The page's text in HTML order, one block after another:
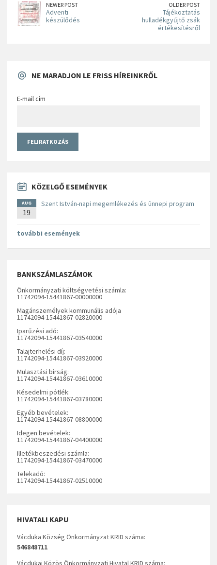
NEWER POST
Adventi
készülődés
OLDER POST
Tájékoztatás
hulladékgyűjtő zsák
értékesítésről
NE MARADJON LE FRISS HÍREINKRŐL
E-mail cím
KÖZELGŐ ESEMÉNYEK
AUG
19
Szent István-napi megemlékezés és ünnepi program
további események
BANKSZÁMLASZÁMOK
Önkormányzati költségvetési számla:
11742094-15441867-00000000
Magánszemélyek kommunális adója
11742094-15441867-02820000
Iparűzési adó:
11742094-15441867-03540000
Talajterhelési díj:
11742094-15441867-03920000
Mulasztási bírság:
11742094-15441867-03610000
Késedelmi pótlék:
11742094-15441867-03780000
Egyéb bevételek:
11742094-15441867-08800000
Idegen bevételek:
11742094-15441867-04400000
Illetékbeszedési számla:
11742094-15441867-03470000
Telekadó:
11742094-15441867-02510000
HIVATALI KAPU
Vácduka Község Önkormányzat KRID száma:
546848711
Vácdukai Közös Önkormányzati Hivatal KRID száma: